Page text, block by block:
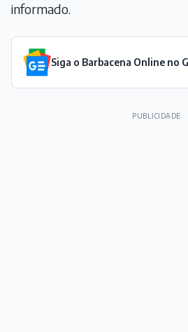
informado.
Siga o Barbacena Online no
PUBLICIDADE